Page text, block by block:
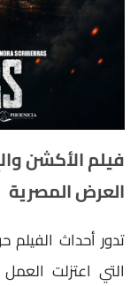
العرض المصرية
تدور أحداث
التي اعتزلت